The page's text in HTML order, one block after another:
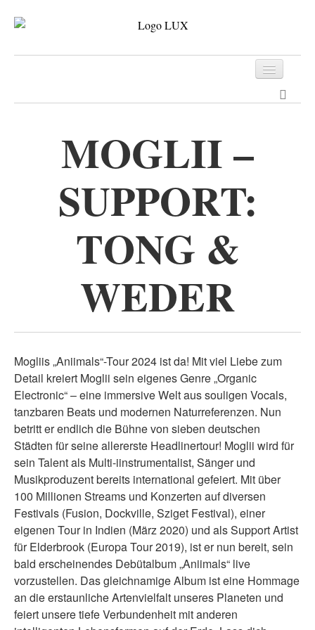
Archiv
Kontakt
MOGLII –
SUPPORT:
TONG &
WEDER
Mogliis „Aniimals“-Tour 2024 ist da! Mit viel Liebe zum
Detail kreiert Moglii sein eigenes Genre „Organic
Electronic“ – eine immersive Welt aus souligen Vocals,
tanzbaren Beats und modernen Naturreferenzen. Nun
betritt er endlich die Bühne von sieben deutschen
Städten für seine allererste Headlinertour! Moglii wird für
sein Talent als Multi-iinstrumentalist, Sänger und
Musikproduzent bereits international gefeiert. Mit über
100 Millionen Streams und Konzerten auf diversen
Festivals (Fusion, Dockville, Sziget Festival), einer
eigenen Tour in Indien (März 2020) und als Support Artist
für Elderbrook (Europa Tour 2019), ist er nun bereit, sein
bald erscheinendes Debütalbum „Aniimals“ live
vorzustellen. Das gleichnamige Album ist eine Hommage
an die erstaunliche Artenvielfalt unseres Planeten und
feiert unsere tiefe Verbundenheit mit anderen